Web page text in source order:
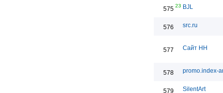
575 23 BJL
576 src.ru
577 Сайт НН
578 promo.index-
579 SilentArt